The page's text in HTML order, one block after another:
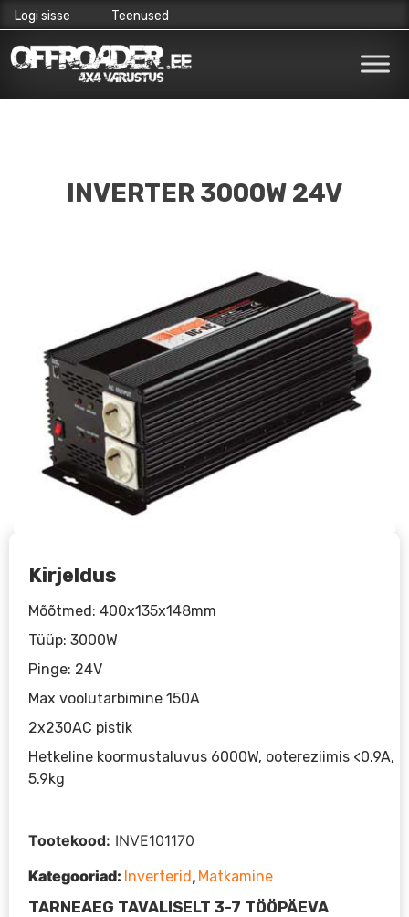
to
Logi sisse Teenused
INVERTER 3000W 24V
Kirjeldus
Mõõtmed: 400x135x148mm
Tüüp: 3000W
Pinge: 24V
Max voolutarbimine 150A
2x230AC pistik
Hetkeline koormustaluvus 6000W, ootereziimis <0.9A,
5.9kg
Tootekood: INVE101170
Kategooriad: Inverterid , Matkamine
TARNEAEG TAVALISELT 3-7 TÖÖPÄEVA